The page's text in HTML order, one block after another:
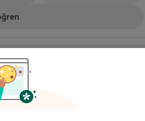
Adresler Görüşler (21)